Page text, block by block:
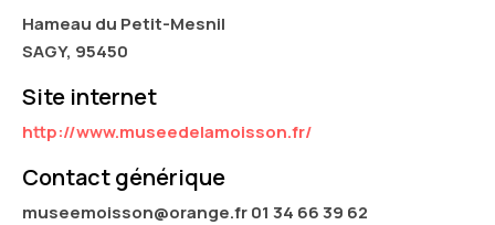
Hameau du Petit-Mesnil
SAGY, 95450
Site internet
http://www.museedelamoisson.fr/
Contact générique
museemoisson@orange.fr 01 34 66 39 62